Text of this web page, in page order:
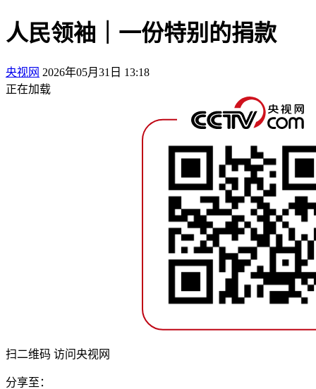
人民领袖｜一份特别的捐款
央视网 2026年05月31日 13:18
正在加载
扫二维码 访问央视网
分享至：